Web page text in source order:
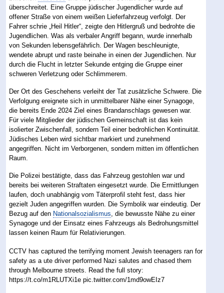
überschreitet. Eine Gruppe jüdischer Jugendlicher wurde auf
offener Straße von einem weißen Lieferfahrzeug verfolgt. Der
Fahrer schrie „Heil Hitler“, zeigte den Hitlergruß und bedrohte die
Jugendlichen. Was als verbaler Angriff begann, wurde innerhalb
von Sekunden lebensgefährlich. Der Wagen beschleunigte,
wendete abrupt und raste beinahe in einen der Jugendlichen. Nur
durch die Flucht in letzter Sekunde entging die Gruppe einer
schweren Verletzung oder Schlimmerem.
Der Ort des Geschehens verleiht der Tat zusätzliche Schwere. Die
Verfolgung ereignete sich in unmittelbarer Nähe einer Synagoge,
die bereits Ende 2024 Ziel eines Brandanschlags gewesen war.
Für viele Mitglieder der jüdischen Gemeinschaft ist das kein
isolierter Zwischenfall, sondern Teil einer bedrohlichen Kontinuität.
Jüdisches Leben wird sichtbar markiert und zunehmend
angegriffen. Nicht im Verborgenen, sondern mitten im öffentlichen
Raum.
Die Polizei bestätigte, dass das Fahrzeug gestohlen war und
bereits bei weiteren Straftaten eingesetzt wurde. Die Ermittlungen
laufen, doch unabhängig vom Täterprofil steht fest, dass hier
gezielt Juden angegriffen wurden. Die Symbolik war eindeutig. Der
Bezug auf den Nationalsozialismus, die bewusste Nähe zu einer
Synagoge und der Einsatz eines Fahrzeugs als Bedrohungsmittel
lassen keinen Raum für Relativierungen.
CCTV has captured the terrifying moment Jewish teenagers ran for
safety as a ute driver performed Nazi salutes and chased them
through Melbourne streets. Read the full story:
https://t.co/m1RLUTXi1e pic.twitter.com/1md9owEIz7